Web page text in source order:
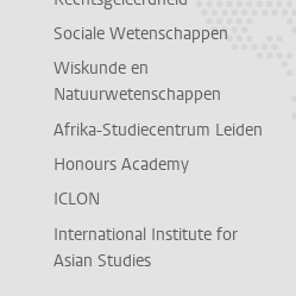
Sociale Wetenschappen
Wiskunde en
Natuurwetenschappen
Afrika-Studiecentrum Leiden
Honours Academy
ICLON
International Institute for
Asian Studies